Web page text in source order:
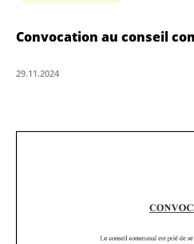
Convocation au conseil
29.11.2024